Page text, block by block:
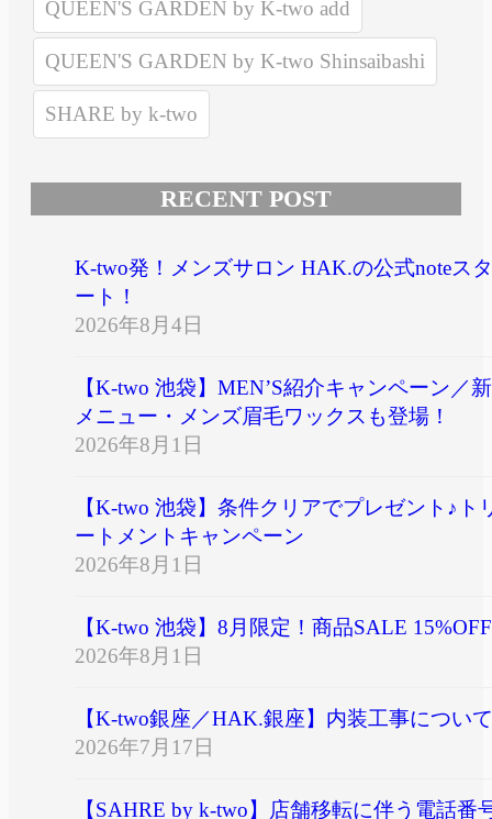
QUEEN'S GARDEN by K-two add
QUEEN'S GARDEN by K-two Shinsaibashi
SHARE by k-two
RECENT POST
K-two発！メンズサロン HAK.の公式noteスタ
ート！
2026年8月4日
【K-two 池袋】MEN’S紹介キャンペーン／新
メニュー・メンズ眉毛ワックスも登場！
2026年8月1日
【K-two 池袋】条件クリアでプレゼント♪ト
ートメントキャンペーン
2026年8月1日
【K-two 池袋】8月限定！商品SALE 15%OFF
2026年8月1日
【K-two銀座／HAK.銀座】内装工事について
2026年7月17日
【SAHRE by k-two】店舗移転に伴う電話番